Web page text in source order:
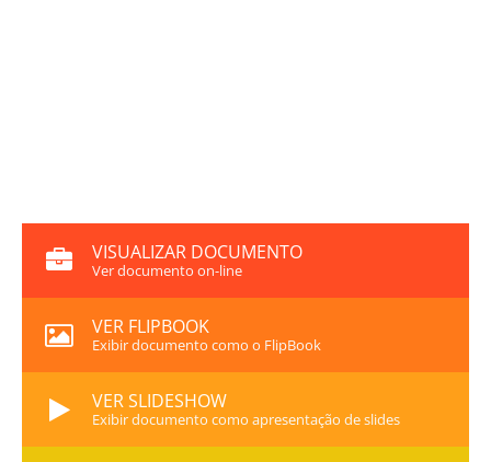
VISUALIZAR DOCUMENTO
Ver documento on-line
VER FLIPBOOK
Exibir documento como o FlipBook
VER SLIDESHOW
Exibir documento como apresentação de slides